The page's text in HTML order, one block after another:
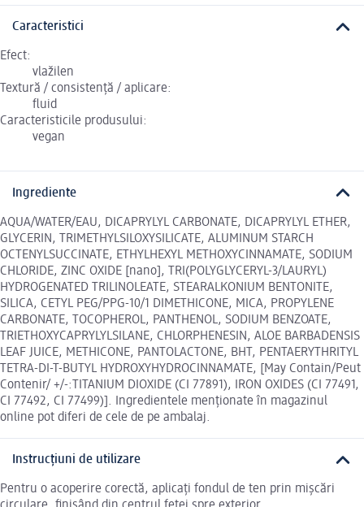
Caracteristici
Efect:
vlažilen
Textură / consistență / aplicare:
fluid
Caracteristicile produsului:
vegan
Ingrediente
AQUA/WATER/EAU, DICAPRYLYL CARBONATE, DICAPRYLYL ETHER,
GLYCERIN, TRIMETHYLSILOXYSILICATE, ALUMINUM STARCH
OCTENYLSUCCINATE, ETHYLHEXYL METHOXYCINNAMATE, SODIUM
CHLORIDE, ZINC OXIDE [nano], TRI(POLYGLYCERYL-3/LAURYL)
HYDROGENATED TRILINOLEATE, STEARALKONIUM BENTONITE,
SILICA, CETYL PEG/PPG-10/1 DIMETHICONE, MICA, PROPYLENE
CARBONATE, TOCOPHEROL, PANTHENOL, SODIUM BENZOATE,
TRIETHOXYCAPRYLYLSILANE, CHLORPHENESIN, ALOE BARBADENSIS
LEAF JUICE, METHICONE, PANTOLACTONE, BHT, PENTAERYTHRITYL
TETRA-DI-T-BUTYL HYDROXYHYDROCINNAMATE, [May Contain/Peut
Contenir/ +/-:TITANIUM DIOXIDE (CI 77891), IRON OXIDES (CI 77491,
CI 77492, CI 77499)]. Ingredientele menționate în magazinul
online pot diferi de cele de pe ambalaj.
Instrucțiuni de utilizare
Pentru o acoperire corectă, aplicați fondul de ten prin mișcări